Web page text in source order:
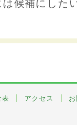
候補にした
アクセス